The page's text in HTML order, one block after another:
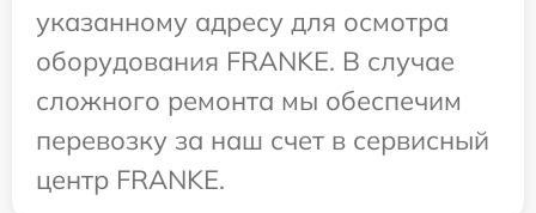
указанному адресу для осмотра
оборудования FRANKE. В случае
сложного ремонта мы обеспечим
перевозку за наш счет в сервисный
центр FRANKE.